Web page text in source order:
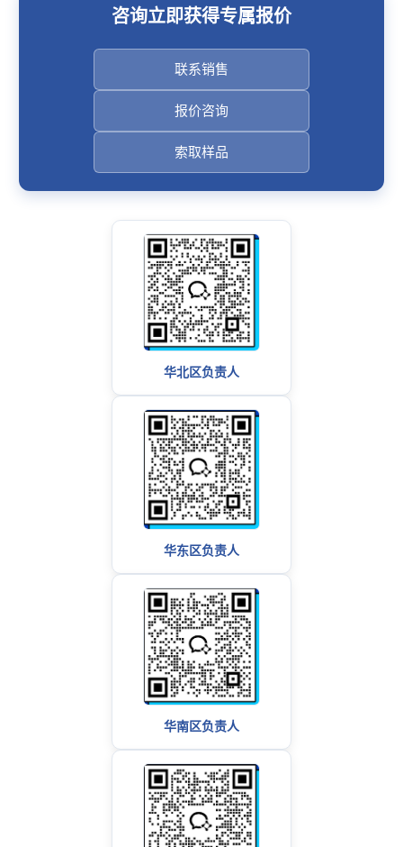
咨询立即获得专属报价
联系销售
报价咨询
索取样品
华北区负责人
华东区负责人
华南区负责人